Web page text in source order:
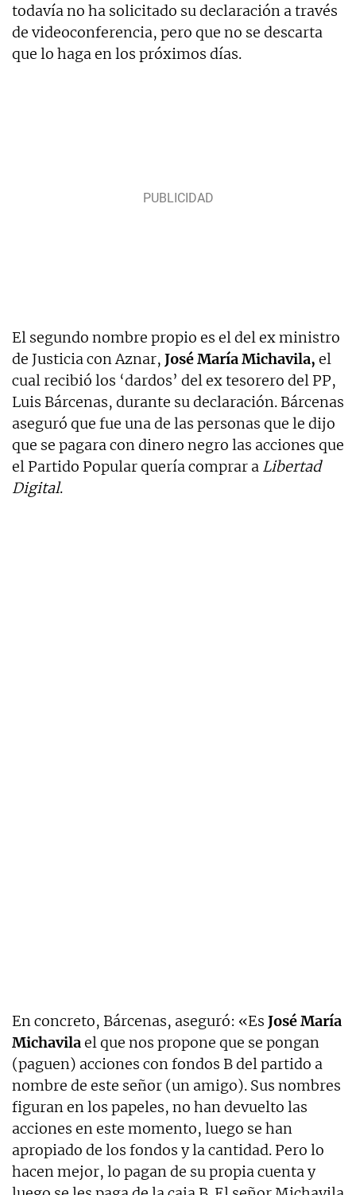
todavía no ha solicitado su declaración a través
de videoconferencia, pero que no se descarta
que lo haga en los próximos días.
El segundo nombre propio es el del ex ministro
de Justicia con Aznar, José María Michavila, el
cual recibió los ‘dardos’ del ex tesorero del PP,
Luis Bárcenas, durante su declaración. Bárcenas
aseguró que fue una de las personas que le dijo
que se pagara con dinero negro las acciones que
el Partido Popular quería comprar a Libertad
Digital.
En concreto, Bárcenas, aseguró: «Es José María
Michavilael que nos propone que se pongan
(paguen) acciones con fondos B del partido a
nombre de este señor (un amigo). Sus nombres
figuran en los papeles, no han devuelto las
acciones en este momento, luego se han
apropiado de los fondos y la cantidad. Pero lo
hacen mejor, lo pagan de su propia cuenta y